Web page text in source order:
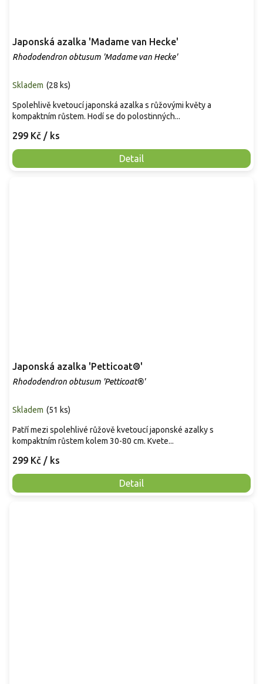
Japonská azalka 'Madame van Hecke'
Rhododendron obtusum 'Madame van Hecke'
Skladem (28 ks)
299 Kč / ks
Detail
Spolehlivě kvetoucí japonská azalka s růžovými květy a
kompaktním růstem. Hodí se do polostinných...
Japonská azalka 'Petticoat®'
Rhododendron obtusum 'Petticoat®'
Skladem (51 ks)
299 Kč / ks
Detail
Patří mezi spolehlivé růžově kvetoucí japonské azalky s
kompaktním růstem kolem 30-80 cm. Kvete...